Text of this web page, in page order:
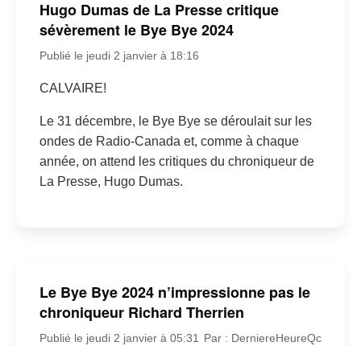
Hugo Dumas de La Presse critique
sévèrement le Bye Bye 2024
Publié le jeudi 2 janvier à 18:16
CALVAIRE!
Le 31 décembre, le Bye Bye se déroulait sur les
ondes de Radio-Canada et, comme à chaque
année, on attend les critiques du chroniqueur de
La Presse, Hugo Dumas.
Le Bye Bye 2024 n’impressionne pas le
chroniqueur Richard Therrien
Publié le jeudi 2 janvier à 05:31 Par : DerniereHeureQc